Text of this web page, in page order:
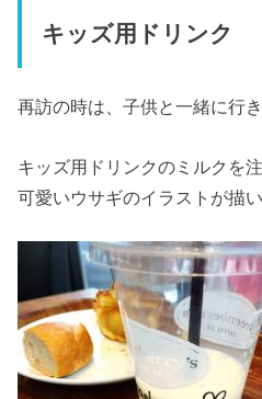
キッズ用ドリンク
再訪の時は、子供と一緒に行き
キッズ用ドリンクのミルクを
可愛いウサギのイラストが描